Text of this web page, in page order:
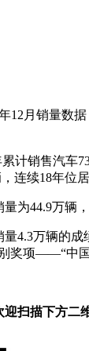
12月销量数
累计销售汽车
连续18年位
为44.9万辆
4.3万辆的
别奖项——“中
扫描下方二